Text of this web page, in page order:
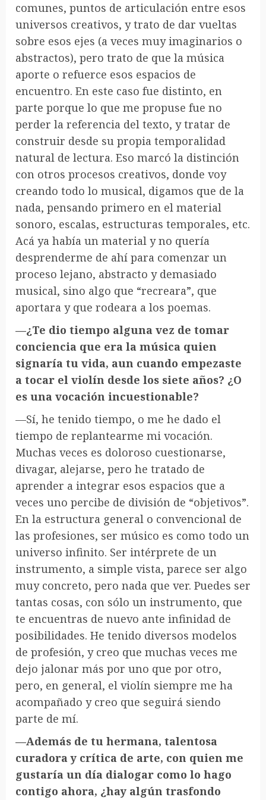
comunes, puntos de articulación entre esos
universos creativos, y trato de dar vueltas
sobre esos ejes (a veces muy imaginarios o
abstractos), pero trato de que la música
aporte o refuerce esos espacios de
encuentro. En este caso fue distinto, en
parte porque lo que me propuse fue no
perder la referencia del texto, y tratar de
construir desde su propia temporalidad
natural de lectura. Eso marcó la distinción
con otros procesos creativos, donde voy
creando todo lo musical, digamos que de la
nada, pensando primero en el material
sonoro, escalas, estructuras temporales, etc.
Acá ya había un material y no quería
desprenderme de ahí para comenzar un
proceso lejano, abstracto y demasiado
musical, sino algo que “recreara”, que
aportara y que rodeara a los poemas.
—¿Te dio tiempo alguna vez de tomar
conciencia que era la música quien
signaría tu vida, aun cuando empezaste
a tocar el violín desde los siete años? ¿O
es una vocación incuestionable?
—Sí, he tenido tiempo, o me he dado el
tiempo de replantearme mi vocación.
Muchas veces es doloroso cuestionarse,
divagar, alejarse, pero he tratado de
aprender a integrar esos espacios que a
veces uno percibe de división de “objetivos”.
En la estructura general o convencional de
las profesiones, ser músico es como todo un
universo infinito. Ser intérprete de un
instrumento, a simple vista, parece ser algo
muy concreto, pero nada que ver. Puedes ser
tantas cosas, con sólo un instrumento, que
te encuentras de nuevo ante infinidad de
posibilidades. He tenido diversos modelos
de profesión, y creo que muchas veces me
dejo jalonar más por uno que por otro,
pero, en general, el violín siempre me ha
acompañado y creo que seguirá siendo
parte de mí.
—Además de tu hermana, talentosa
curadora y crítica de arte, con quien me
gustaría un día dialogar como lo hago
contigo ahora, ¿hay algún trasfondo